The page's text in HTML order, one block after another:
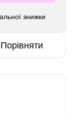
знижки
Порівняти